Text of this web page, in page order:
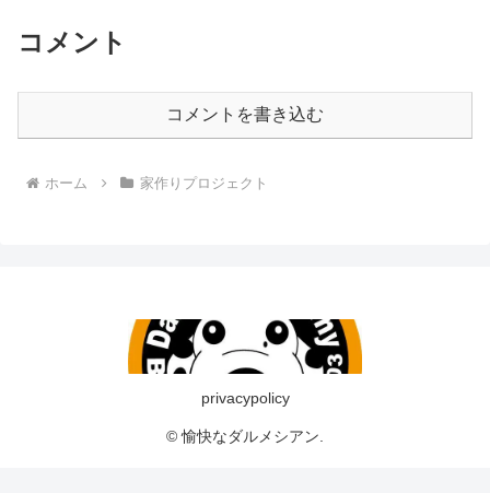
コメント
コメントを書き込む
ホーム 家作りプロジェクト
privacypolicy
© 愉快なダルメシアン.